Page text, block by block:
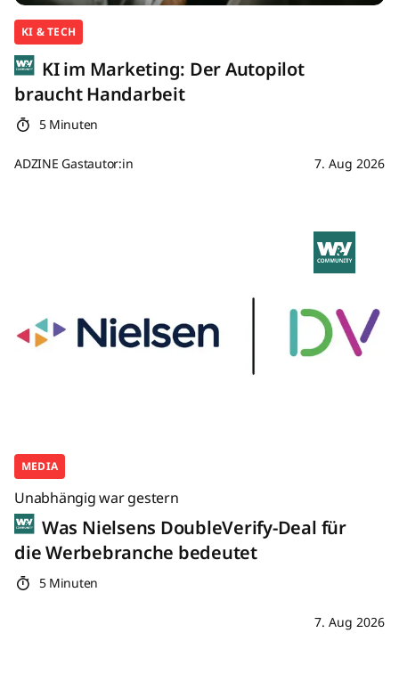
KI & TECH
KI im Marketing: Der Autopilot
braucht Handarbeit
5 Minuten
ADZINE Gastautor:in 7. Aug 2026
MEDIA
Unabhängig war gestern
Was Nielsens DoubleVerify-Deal für
die Werbebranche bedeutet
5 Minuten
7. Aug 2026